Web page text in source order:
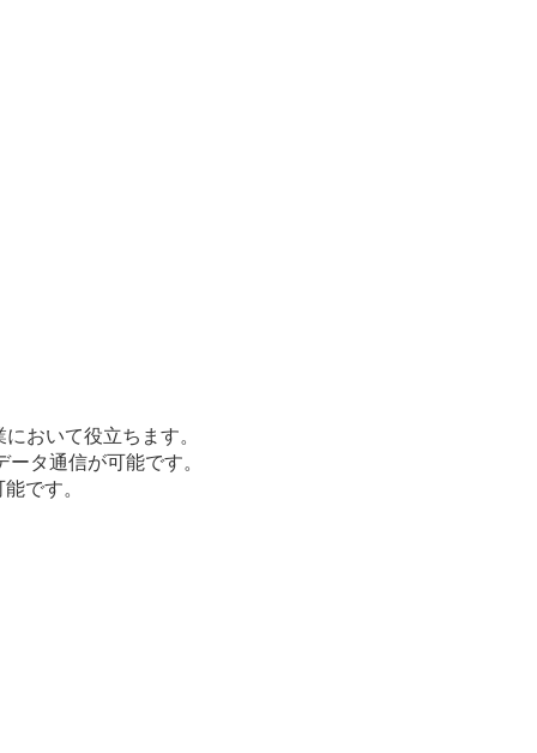
おいて役立ちます。
タ通信が可能です。
です。